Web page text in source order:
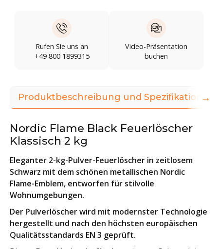
Rufen Sie uns an
+49 800 1899315
Video-Präsentation
buchen
Produktbeschreibung und Spezifikationen
Nordic Flame Black Feuerlöscher
Klassisch 2 kg
Eleganter 2-kg-Pulver-Feuerlöscher in zeitlosem
Schwarz mit dem schönen metallischen Nordic
Flame-Emblem, entworfen für stilvolle
Wohnumgebungen.
Der Pulverlöscher wird mit modernster Technologie
hergestellt und nach den höchsten europäischen
Qualitätsstandards EN 3 geprüft.
→